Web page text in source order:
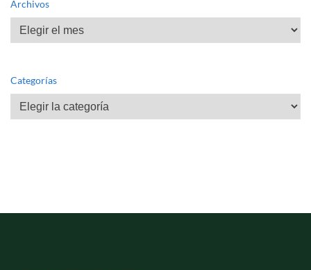
Archivos
Archivos
Categorías
Categorías